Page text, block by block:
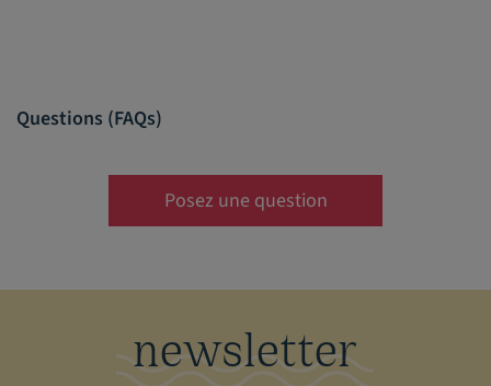
Questions (FAQs)
Posez une question
newsletter